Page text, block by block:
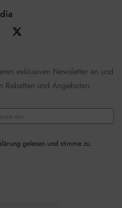
exklusiven Newsletter an und
Rabatten und Angeboten.
gelesen und stimme zu.